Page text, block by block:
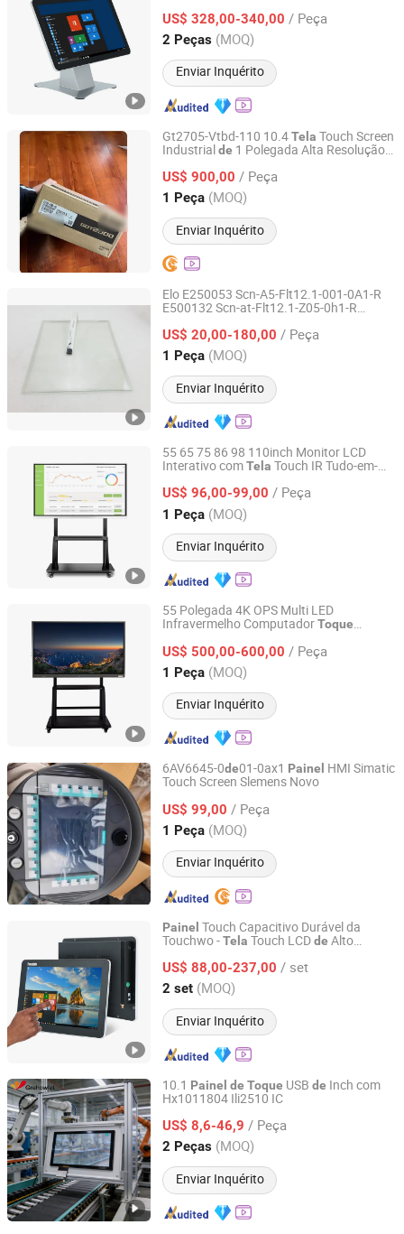
US$ 328,00-340,00 / Peça
2 Peças (MOQ)
Enviar Inquérito
Guangdong, China Desde 2020
Gt2705-Vtbd-110 10.4Tela Touch Screen
Industrialde 1 Polegada Alta Resolução
deControlede Automação
US$ 900,00 / Peça
1 Peça (MOQ)
Enviar Inquérito
Taizhou Yinshui Automation Technology Co., Ltd.
Zhejiang, China Desde 2026
Elo E250053 Scn-A5-Flt12.1-001-0A1-R
E500132 Scn-at-Flt12.1-Z05-0h1-R
Painel deTelaSensívelaoToque
US$ 20,00-180,00 / Peça
1 Peça (MOQ)
Enviar Inquérito
Head Sun Co., Ltd.
Guangdong, China Desde 2017
55 65 75 86 98 110inch Monitor LCD
Interativo comTela Touch IR Tudo-em-
US$ 96,00-99,00 / Peça
1 Peça (MOQ)
Enviar Inquérito
Shenzhen Yiruochu Technology Co., Ltd.
Guangdong, China Desde 2025
55 Polegada 4K OPS Multi LED
Infravermelho ComputadorToque
Miboard V14. X4 Display LCD Dual SO
Tela AndroidPainel
US$ 500,00-600,00 / Peça
1 Peça (MOQ)
Enviar Inquérito
Mitechnic Co., Ltd
Hongkong, Hongkong_China
6AV6645-0de01-0ax1 Painel HMI Simatic
Touch Screen Slemens Novo
US$ 99,00 / Peça
1 Peça (MOQ)
Enviar Inquérito
Dongguan Kanglesi Automation Technology Co., Ltd
Guangdong, China Desde 2026
Painel Touch Capacitivo Durável da
Touchwo -Tela Touch LCDde Alto
US$ 88,00-237,00 / set
2 set (MOQ)
Enviar Inquérito
Guangzhou Touchwo Electronics Co., Ltd.
Guangdong, China Desde 2020
10.1 Painel de Toque USB de Inch com
Hx1011804 Ili2510 IC
US$ 8,6-46,9 / Peça
2 Peças (MOQ)
Enviar Inquérito
Hangzhou Hongxiao Technology Co., Ltd.
Zhejiang, China Desde 2026